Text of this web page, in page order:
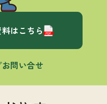
はこちら
お問い合せ